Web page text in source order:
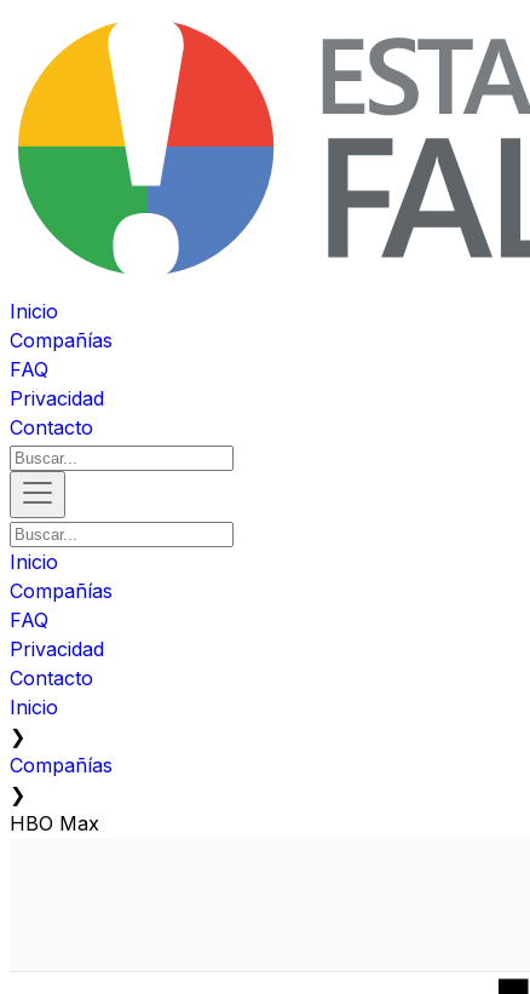
Inicio
Compañías
FAQ
Privacidad
Contacto
Inicio
Compañías
FAQ
Privacidad
Contacto
Inicio
❯
Compañías
❯
HBO Max